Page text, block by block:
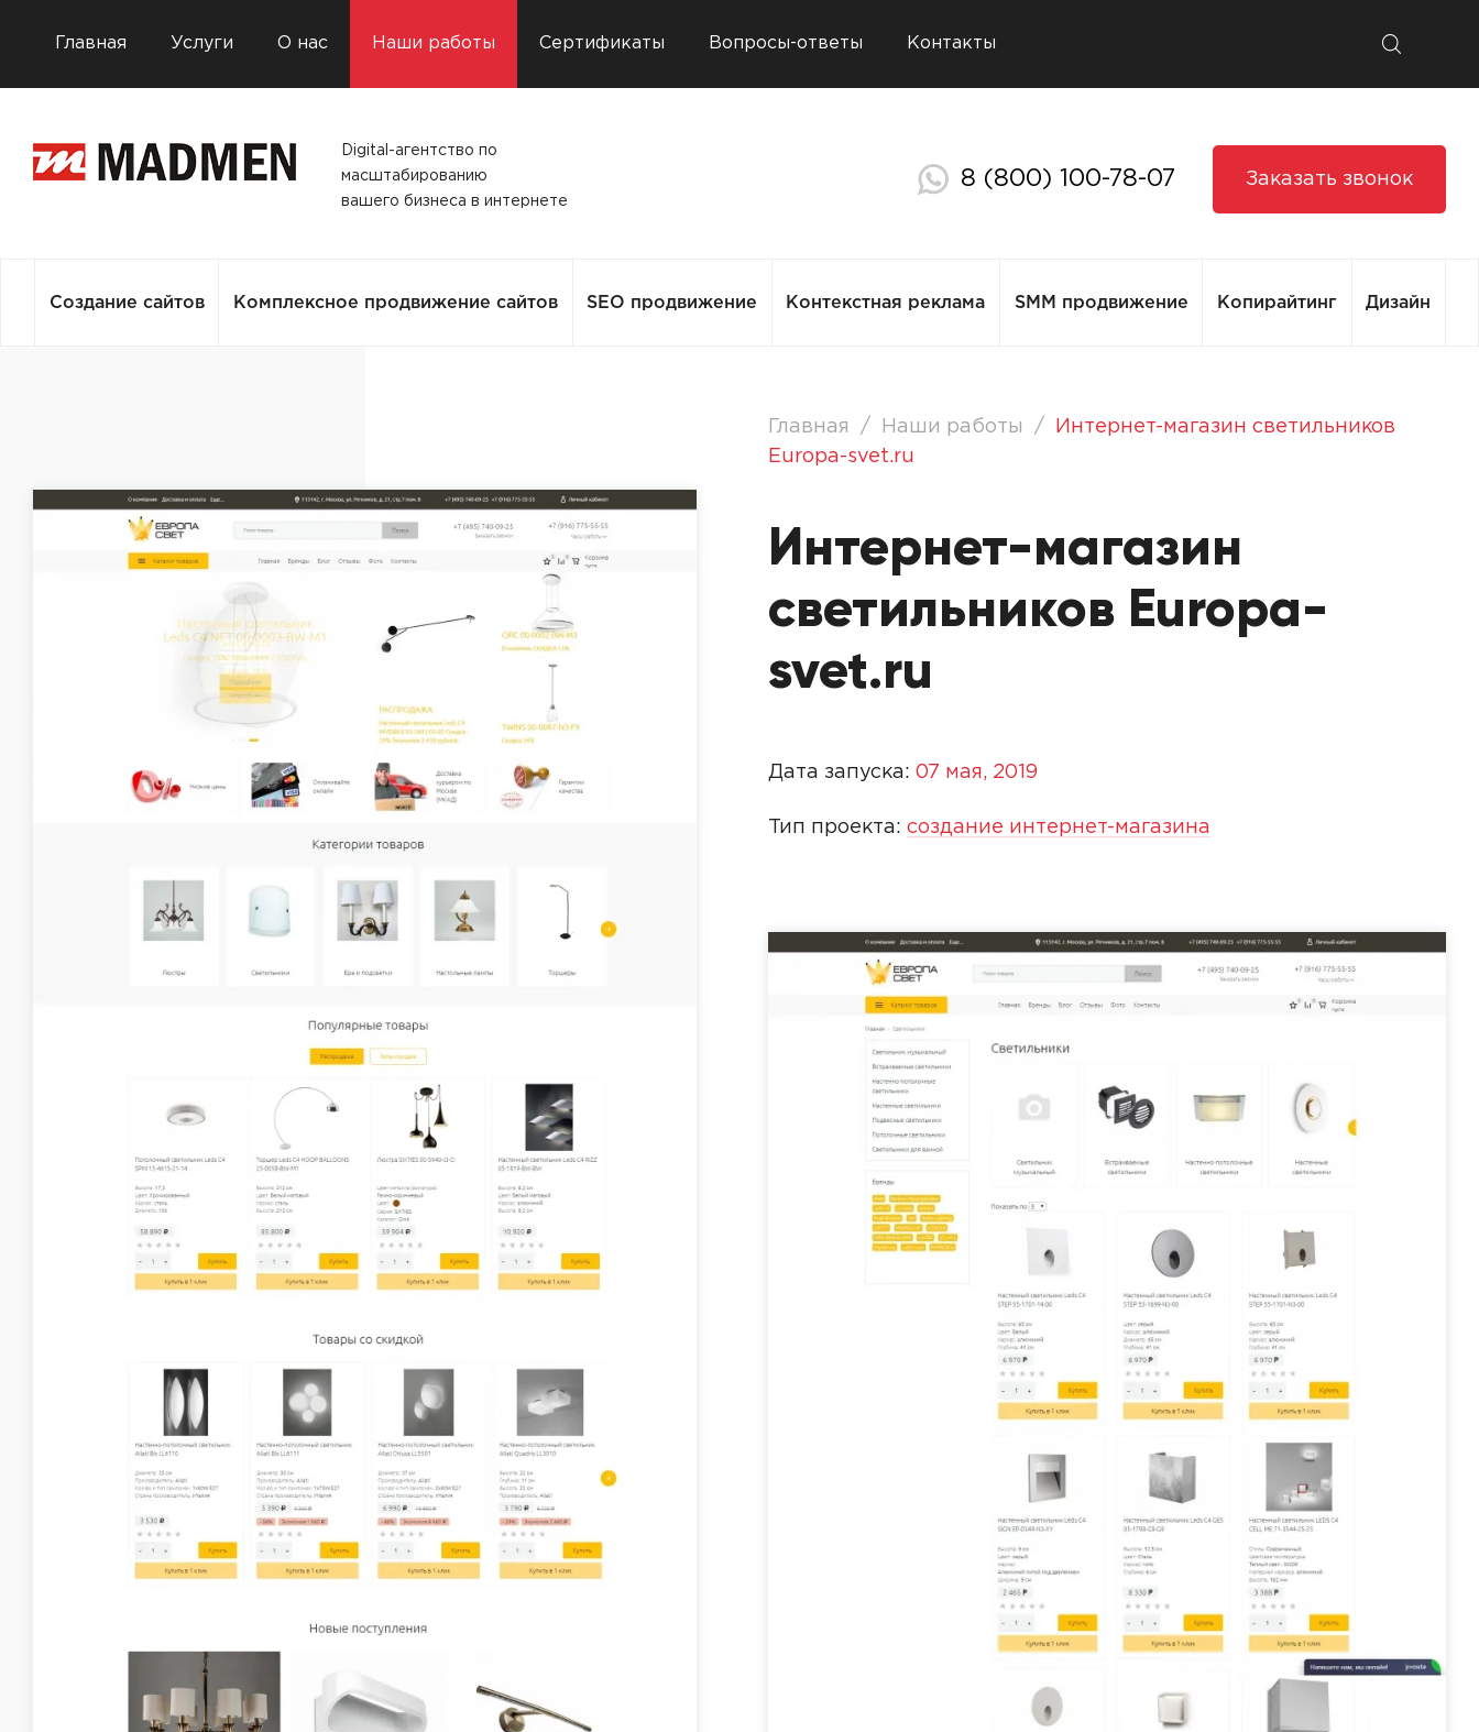
Главная Услуги О нас Наши работы Сертификаты Вопросы-ответы Контакты
Digital-агентство по
масштабированию
вашего бизнеса в интернете
8 (800) 100-78-07 Заказать звонок
Создание сайтов Комплексное продвижение сайтов SEO продвижение Контекстная реклама SMM продвижение Копирайтинг Дизайн
Главная / Наши работы /
Интернет-магазин светильников
Europa-svet.ru
Интернет-магазин
светильников Europa-
svet.ru
Дата запуска: 07 мая, 2019
Тип проекта: создание интернет-магазина